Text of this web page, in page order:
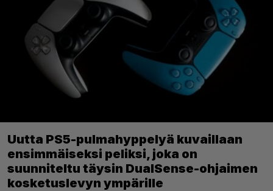
Uutta PS5-pulmahyppelyä kuvaillaan
ensimmäiseksi peliksi, joka on
suunniteltu täysin DualSense-ohjaimen
kosketuslevyn ympärille